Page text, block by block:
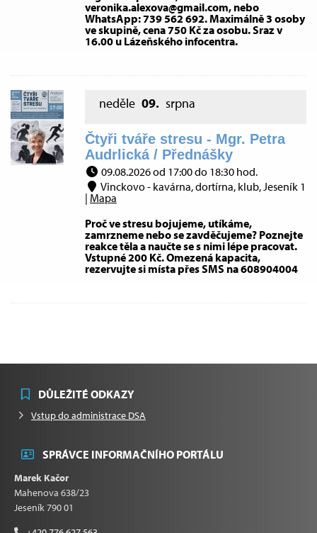
veronika.alexova@gmail.com, nebo
WhatsApp: 739 562 692. Maximálně 3 osoby
ve skupině, cena 750 Kč za osobu. Sraz v
16.00 u Lázeňského infocentra.
neděle 09. srpna
Čtyři tváře stresu - Mgr. Petra
Audrlická / Přednášky
09.08.2026 od 17:00 do 18:30 hod.
Vinckovo - kavárna, dortírna, klub, Jeseník 1
| Mapa
Proč ve stresu bojujeme, utíkáme,
zamrzneme nebo se zavděčujeme? Poznejte
reakce těla a naučte se s nimi lépe pracovat.
Vstupné 200 Kč. Omezená kapacita,
rezervujte si místa přes SMS na 608904004
DŮLEŽITÉ ODKAZY
Vstup do administrace DSA
SPRÁVCE INFORMAČNÍHO PORTÁLU
Marek Kačor
Mahenova 638/23
Jeseník 790 01